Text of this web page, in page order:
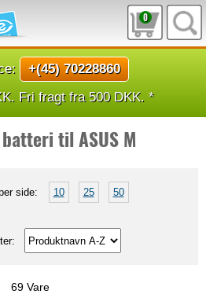
0
+(45) 70228860
Fri fragt fra 500 DKK. *
til ASUS M
side: 10 25 50
69 Vare